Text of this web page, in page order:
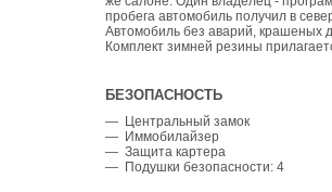
пробега автомобиль получил в
Автомобиль без аварий, крашеных
Комплект зимней резины
БЕЗОПАСНОСТЬ
— Центральный замок
— Иммобилайзер
— Защита картера
— Подушки безопасности: 4